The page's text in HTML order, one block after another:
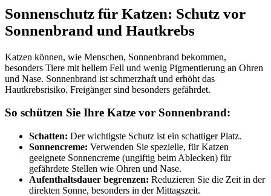
Sonnenschutz für Katzen: Schutz vor
Sonnenbrand und Hautkrebs
Katzen können, wie Menschen, Sonnenbrand bekommen,
besonders Tiere mit hellem Fell und wenig Pigmentierung an Ohren
und Nase. Sonnenbrand ist schmerzhaft und erhöht das
Hautkrebsrisiko. Freigänger sind besonders gefährdet.
So schützen Sie Ihre Katze vor Sonnenbrand:
Schatten: Der wichtigste Schutz ist ein schattiger Platz.
Sonnencreme: Verwenden Sie spezielle, für Katzen
geeignete Sonnencreme (ungiftig beim Ablecken) für
gefährdete Stellen wie Ohren und Nase.
Aufenthaltsdauer begrenzen: Reduzieren Sie die Zeit in der
direkten Sonne, besonders in der Mittagszeit.